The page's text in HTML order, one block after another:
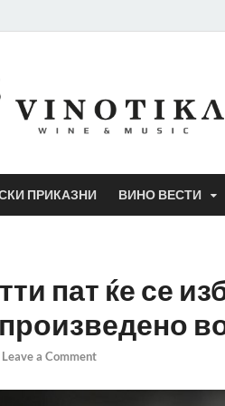
ПРИКАЗНИ ВИНО ВЕСТИ
пат ќе се
Leave a Comment